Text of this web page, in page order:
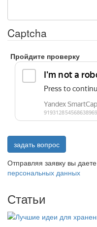
Captcha
Пройдите проверку
задать вопрос
Отправляя заявку вы даете
персональных данных
Статьи